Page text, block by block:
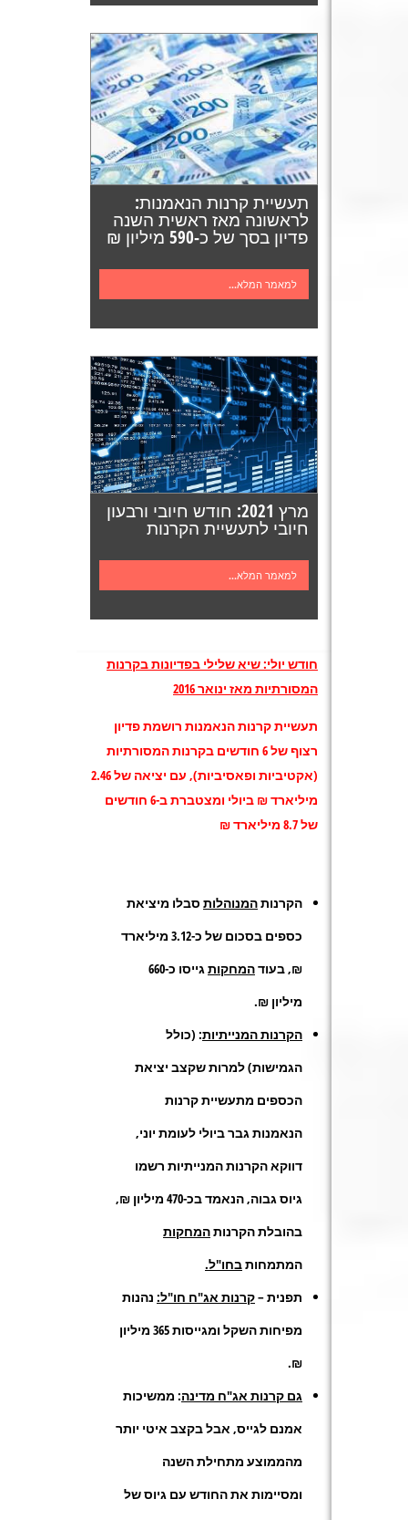
תעשיית קרנות הנאמנות:
לראשונה מאז ראשית השנה
פדיון בסך של כ-590 מיליון ₪
למאמר המלא...
מרץ 2021: חודש חיובי ורבעון
חיובי לתעשיית הקרנות
למאמר המלא...
חודש יולי: שיא שלילי בפדיונות בקרנות
המסורתיות מאז ינואר 2016
תעשיית קרנות הנאמנות רושמת פדיון
רצוף של 6 חודשים בקרנות המסורתיות
(אקטיביות ופאסיביות), עם יציאה של 2.46
מיליארד ₪ ביולי ומצטברת ב-6 חודשים
של 8.7 מיליארד ₪
הקרנותהמנוהלות סבלו מיציאת
כספים בסכום של כ-3.12 מיליארד
₪, בעודהמחקות
גייסו כ-660
מיליון ₪.
הקרנות המנייתיות: (כולל
הגמישות) למרות שקצב יציאת
הכספים מתעשיית קרנות
הנאמנות גבר ביולי לעומת יוני,
דווקא הקרנות המנייתיות רשמו
גיוס גבוה, הנאמד בכ-470 מיליון ₪,
בהובלת הקרנותהמחקות
המתמחותבחו"ל.
תפנית –קרנות אג"ח חו"ל: נהנות
מפיחות השקל ומגייסות 365 מיליון
₪.
גם קרנות אג"ח מדינה: ממשיכות
אמנם לגייס, אבל בקצב איטי יותר
מהממוצע מתחילת השנה
ומסיימות את החודש עם גיוס של